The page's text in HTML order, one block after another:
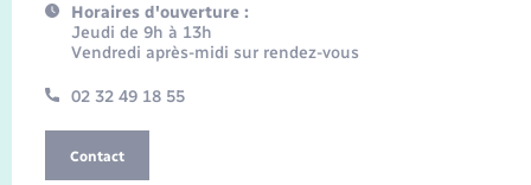
Horaires d'ouverture :
Jeudi de 9h à 13h
Vendredi après-midi sur rendez-vous
02 32 49 18 55
Contact